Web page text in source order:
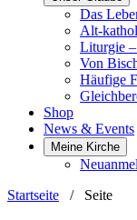
Das
Alt-
Liturgie –
Von
Häufige
Shop
News & Events
Meine Kirche
Startseite / Seite